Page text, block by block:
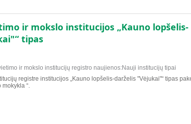
ir mokslo institucijos „Kauno lopšelis-
tipas
ir mokslo institucijų registro naujienos:Nauji institucijų tipai
registre institucijos „Kauno lopšelis-darželis "Vėjukai"“ tipas
mokykla “.